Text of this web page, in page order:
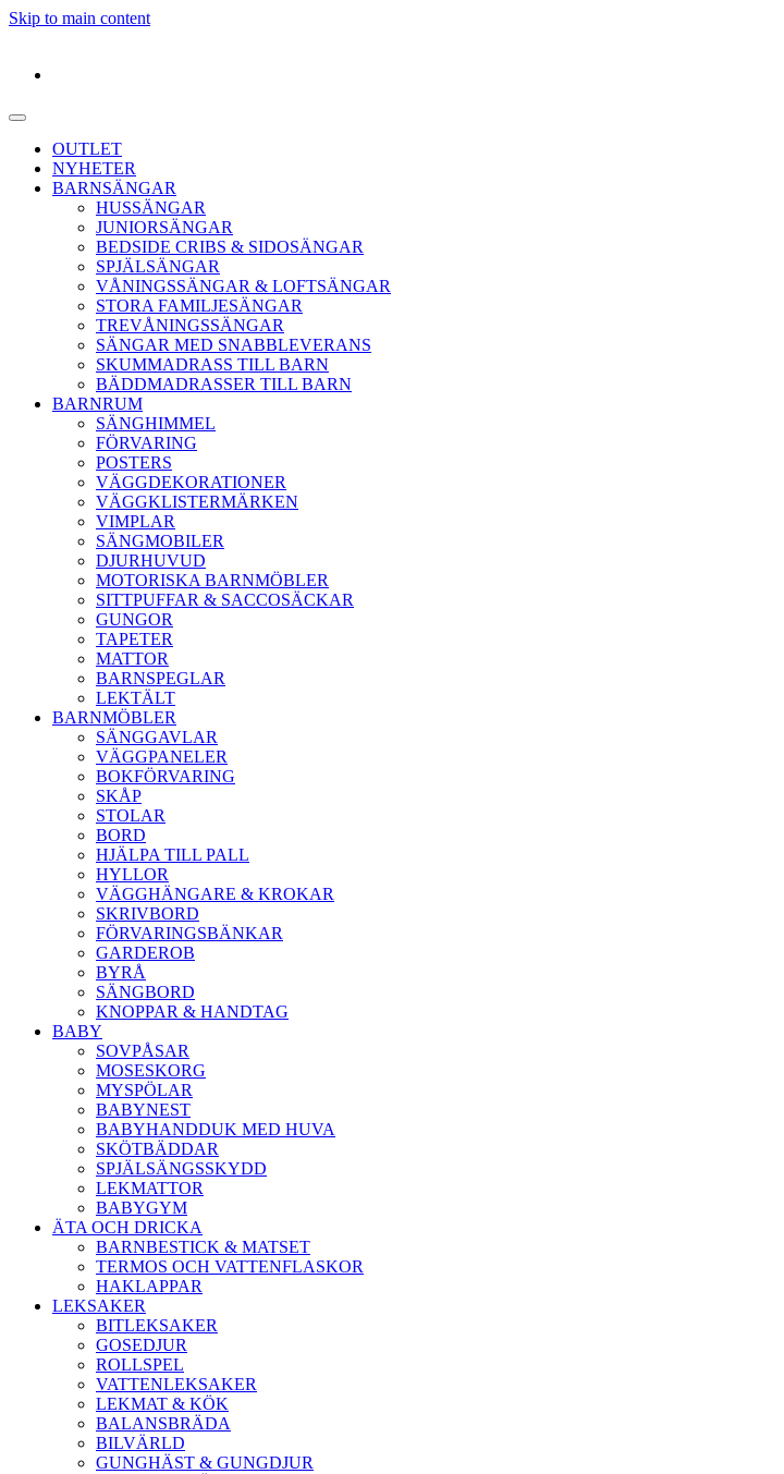
Skip to main content
OUTLET
NYHETER
BARNSÄNGAR
HUSSÄNGAR
JUNIORSÄNGAR
BEDSIDE CRIBS & SIDOSÄNGAR
SPJÄLSÄNGAR
VÅNINGSSÄNGAR & LOFTSÄNGAR
STORA FAMILJESÄNGAR
TREVÅNINGSSÄNGAR
SÄNGAR MED SNABBLEVERANS
SKUMMADRASS TILL BARN
BÄDDMADRASSER TILL BARN
BARNRUM
SÄNGHIMMEL
FÖRVARING
POSTERS
VÄGGDEKORATIONER
VÄGGKLISTERMÄRKEN
VIMPLAR
SÄNGMOBILER
DJURHUVUD
MOTORISKA BARNMÖBLER
SITTPUFFAR & SACCOSÄCKAR
GUNGOR
TAPETER
MATTOR
BARNSPEGLAR
LEKTÄLT
BARNMÖBLER
SÄNGGAVLAR
VÄGGPANELER
BOKFÖRVARING
SKÅP
STOLAR
BORD
HJÄLPA TILL PALL
HYLLOR
VÄGGHÄNGARE & KROKAR
SKRIVBORD
FÖRVARINGSBÄNKAR
GARDEROB
BYRÅ
SÄNGBORD
KNOPPAR & HANDTAG
BABY
SOVPÅSAR
MOSESKORG
MYSPÖLAR
BABYNEST
BABYHANDDUK MED HUVA
SKÖTBÄDDAR
SPJÄLSÄNGSSKYDD
LEKMATTOR
BABYGYM
ÄTA OCH DRICKA
BARNBESTICK & MATSET
TERMOS OCH VATTENFLASKOR
HAKLAPPAR
LEKSAKER
BITLEKSAKER
GOSEDJUR
ROLLSPEL
VATTENLEKSAKER
LEKMAT & KÖK
BALANSBRÄDA
BILVÄRLD
GUNGHÄST & GUNGDJUR